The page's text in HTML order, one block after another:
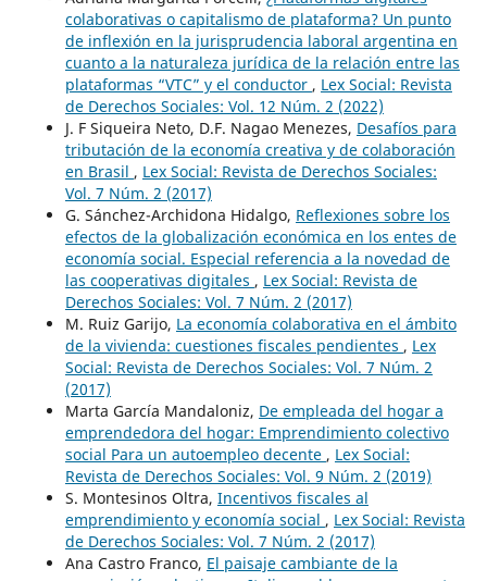
colaborativas o capitalismo de plataforma? Un punto
de inflexión en la jurisprudencia laboral argentina en
cuanto a la naturaleza jurídica de la relación entre las
plataformas “VTC” y el conductor , Lex Social: Revista
de Derechos Sociales: Vol. 12 Núm. 2 (2022)
J. F Siqueira Neto, D.F. Nagao Menezes, Desafíos para
tributación de la economía creativa y de colaboración
en Brasil , Lex Social: Revista de Derechos Sociales:
Vol. 7 Núm. 2 (2017)
G. Sánchez-Archidona Hidalgo, Reflexiones sobre los
efectos de la globalización económica en los entes de
economía social. Especial referencia a la novedad de
las cooperativas digitales , Lex Social: Revista de
Derechos Sociales: Vol. 7 Núm. 2 (2017)
M. Ruiz Garijo, La economía colaborativa en el ámbito
de la vivienda: cuestiones fiscales pendientes , Lex
Social: Revista de Derechos Sociales: Vol. 7 Núm. 2
(2017)
Marta García Mandaloniz, De empleada del hogar a
emprendedora del hogar: Emprendimiento colectivo
social Para un autoempleo decente , Lex Social:
Revista de Derechos Sociales: Vol. 9 Núm. 2 (2019)
S. Montesinos Oltra, Incentivos fiscales al
emprendimiento y economía social , Lex Social: Revista
de Derechos Sociales: Vol. 7 Núm. 2 (2017)
Ana Castro Franco, El paisaje cambiante de la